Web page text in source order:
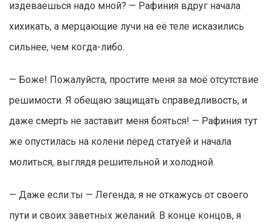
издеваешься надо мной? — Рафиния вдруг начала
хихикать, а мерцающие лучи на её теле исказились
сильнее, чем когда-либо.
— Боже! Пожалуйста, простите меня за моё отсутствие
решимости. Я обещаю защищать справедливость, и
даже смерть не заставит меня бояться! — Рафиния тут
же опустилась на колени перед статуей и начала
молиться, выглядя решительной и холодной.
— Даже если ты — Легенда, я не откажусь от своего
пути и своих заветных желаний. В конце концов, я